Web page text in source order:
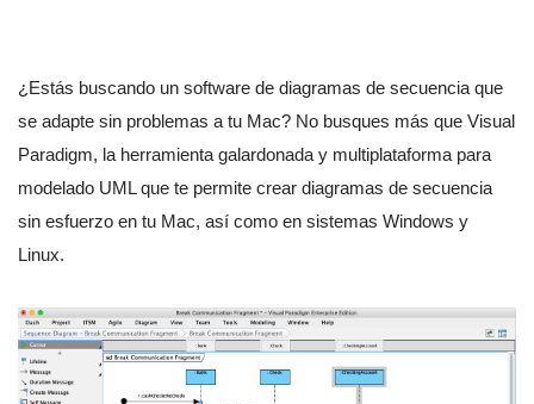
¿Estás buscando un software de diagramas de secuencia que
se adapte sin problemas a tu Mac? No busques más que Visual
Paradigm, la herramienta galardonada y multiplataforma para
modelado UML que te permite crear diagramas de secuencia
sin esfuerzo en tu Mac, así como en sistemas Windows y
Linux.